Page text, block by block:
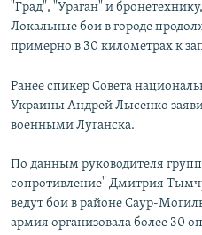
"Град", "Ураган" и
Локальные бои в городе
примерно в 30 километрах к
Ранее спикер Совета
Украины Андрей Лысенко
военными Луганска.
По данным руководителя
сопротивление" Дмитрия
ведут бои в районе Саур-
армия организовала более 30